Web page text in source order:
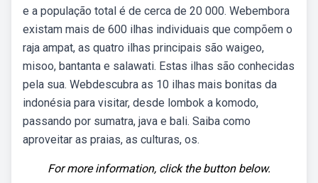
e a população total é de cerca de 20 000. Webembora
existam mais de 600 ilhas individuais que compõem o
raja ampat, as quatro ilhas principais são waigeo,
misoo, bantanta e salawati. Estas ilhas são conhecidas
pela sua. Webdescubra as 10 ilhas mais bonitas da
indonésia para visitar, desde lombok a komodo,
passando por sumatra, java e bali. Saiba como
aproveitar as praias, as culturas, os.
For more information, click the button below.